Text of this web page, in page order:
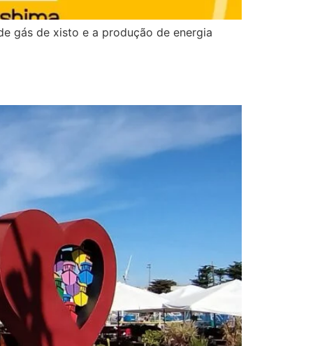
gás de xisto e a produção de energia